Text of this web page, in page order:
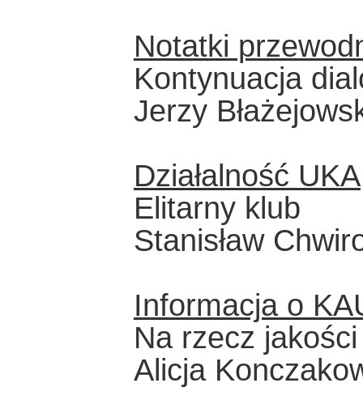
Notatki
Kontynuacja
Jerzy
Działalność UKA
Elitarny klub
Stanisław
Informacja o
Na rzecz jakości
Alicja